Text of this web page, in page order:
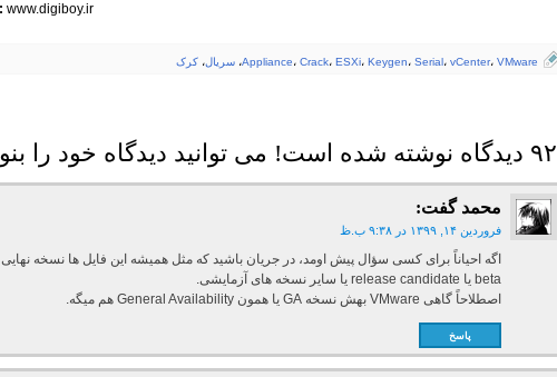
www.digiboy.ir
Appliance، Crack، ESXi، Keygen، Serial، vCenter، VMware ، سریال، کرک
۹۲ دیدگاه نوشته شده است! می توانید دیدگاه خود را بنویسید
محمد گفت:
فروردین ۱۴, ۱۳۹۹ در ۹:۳۸ ب.ظ
اگه احیاناً برای کسی سؤال پیش اومد، در جریان باشید که مثل همیشه این فایل ها نسخه
beta یا release candidate یا سایر نسخه های آزمایشی.
اصطلاحاً گاهی VMware بهش نسخه GA یا همون General Availability هم میگه.
پاسخ